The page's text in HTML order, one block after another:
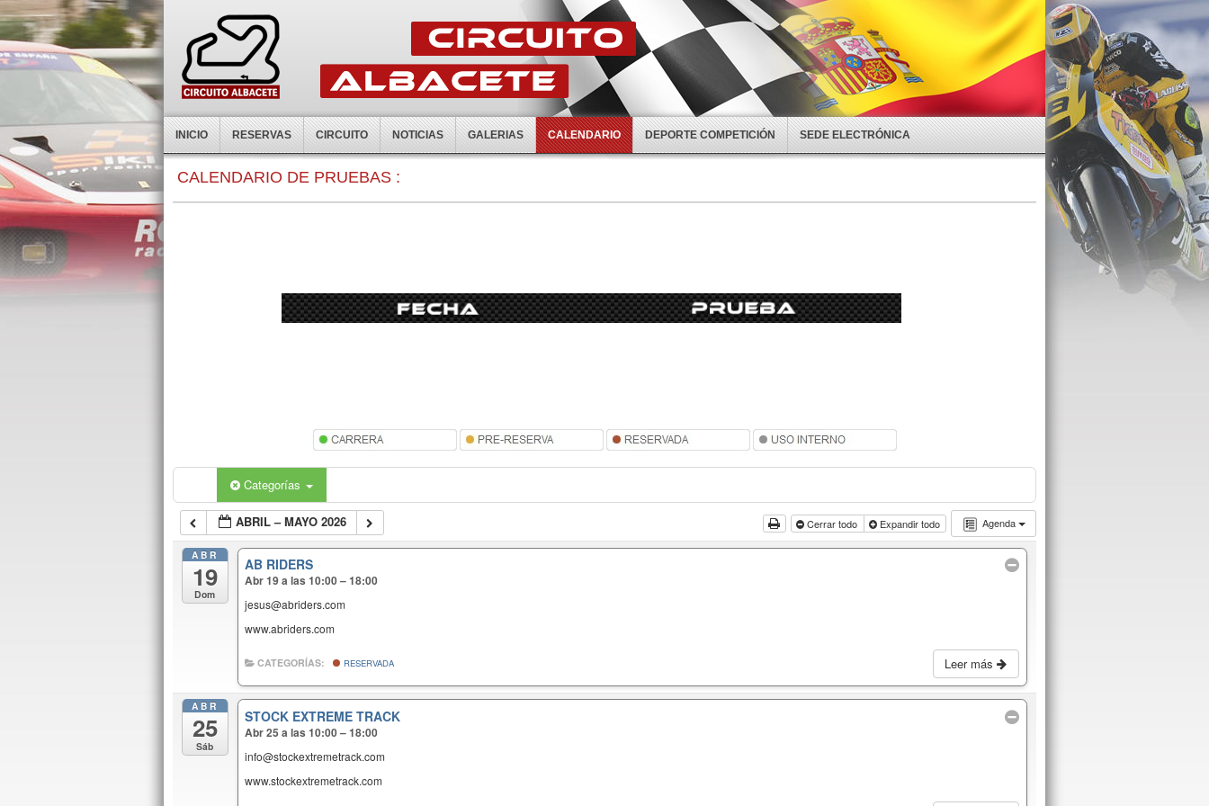
INICIO RESERVAS CIRCUITO NOTICIAS GALERIAS CALENDARIO DEPORTE COMPETICIÓN SEDE ELECTRÓNICA
CALENDARIO DE PRUEBAS :
Categorías
Agenda
ABRIL – MAYO 2026 Cerrar todo Expandir todo
ABR
19
Dom
AB RIDERS
Abr 19 a las 10:00 – 18:00
jesus@abriders.com
www.abriders.com
Leer más
CATEGORÍAS: RESERVADA
ABR
25
Sáb
STOCK EXTREME TRACK
Abr 25 a las 10:00 – 18:00
info@stockextremetrack.com
www.stockextremetrack.com